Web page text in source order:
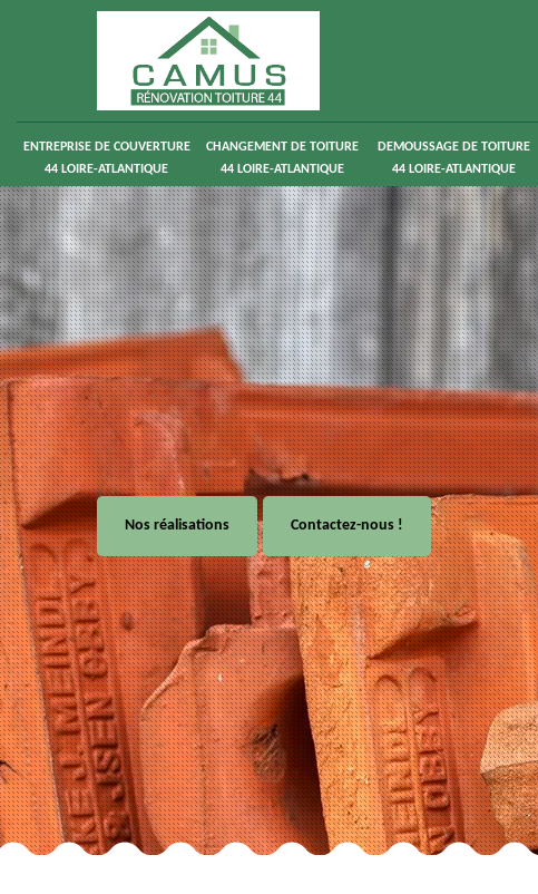
ENTREPRISE DE COUVERTURE
44 LOIRE-ATLANTIQUE
CHANGEMENT DE TOITURE
44 LOIRE-ATLANTIQUE
DEMOUSSAGE DE TOITURE
44 LOIRE-ATLANTIQUE
Nos réalisations Contactez-nous !